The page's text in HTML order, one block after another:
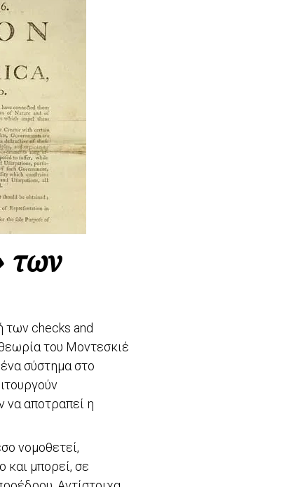
των
των checks and
του Μοντεσκιέ
σύστημα στο
να αποτραπεί η
νομοθετεί,
και μπορεί, σε